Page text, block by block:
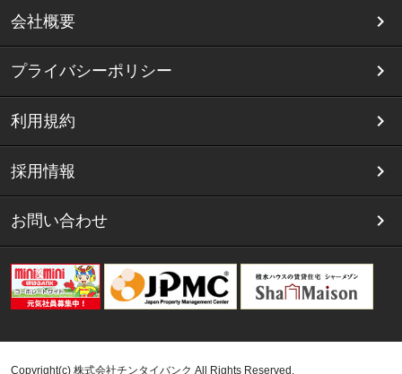
会社概要
プライバシーポリシー
利用規約
採用情報
お問い合わせ
Copyright(c) 株式会社チンタイバンク All Rights Reserved.